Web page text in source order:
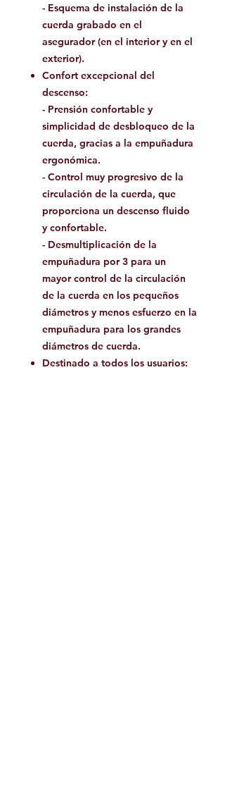
- Esquema de instalación de la
cuerda grabado en el
asegurador (en el interior y en el
exterior).
Confort excepcional del
descenso:
- Prensión confortable y
simplicidad de desbloqueo de la
cuerda, gracias a la empuñadura
ergonómica.
- Control muy progresivo de la
circulación de la cuerda, que
proporciona un descenso fluido
y confortable.
- Desmultiplicación de la
empuñadura por 3 para un
mayor control de la circulación
de la cuerda en los pequeños
diámetros y menos esfuerzo en la
empuñadura para los grandes
diámetros de cuerda.
Destinado a todos los usuarios: